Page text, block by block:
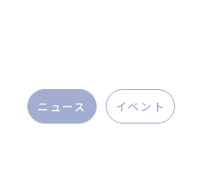
ニュース イベント